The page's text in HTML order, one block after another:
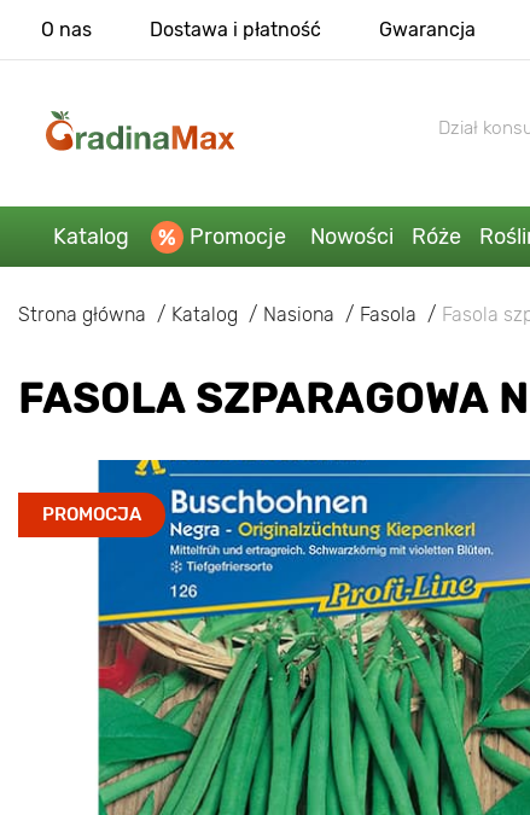
O nas Dostawa i płatność Gwarancja
Dział
Katalog Promocje Nowości Róże
Strona główna Katalog Nasiona Fasola Fasola
FASOLA SZPARAGOWA
PROMOCJA